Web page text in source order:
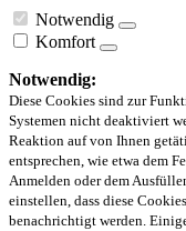
Notwendig
Komfort
Notwendig:
Diese Cookies sind zur
Systemen nicht deaktiviert
Reaktion auf von Ihnen
entsprechen, wie etwa dem
Anmelden oder dem
einstellen, dass diese
benachrichtigt werden.